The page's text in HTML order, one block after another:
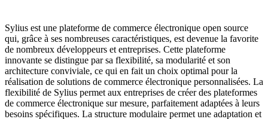
Sylius est une plateforme de commerce électronique open source
qui, grâce à ses nombreuses caractéristiques, est devenue la favorite
de nombreux développeurs et entreprises. Cette plateforme
innovante se distingue par sa flexibilité, sa modularité et son
architecture conviviale, ce qui en fait un choix optimal pour la
réalisation de solutions de commerce électronique personnalisées. La
flexibilité de Sylius permet aux entreprises de créer des plateformes
de commerce électronique sur mesure, parfaitement adaptées à leurs
besoins spécifiques. La structure modulaire permet une adaptation et